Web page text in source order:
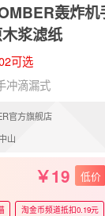
轰炸
浆滤纸
可选
冲滴漏式
官方旗舰店
山
19 低价
淘金币频道抵扣0.19元